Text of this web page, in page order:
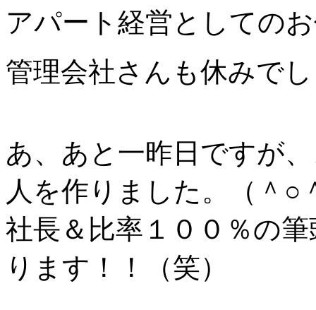
アパート経営としての
管理会社さんも休みで
あ、あと一昨日ですが
人を作りました。（＾○
社長＆比率１００％の
ります！！（笑）